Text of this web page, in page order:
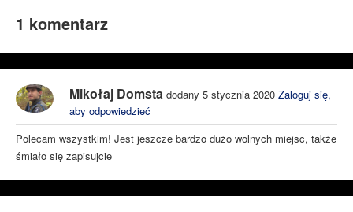
1 komentarz
Mikołaj Domsta dodany 5 stycznia 2020 Zaloguj się,
aby odpowiedzieć
Polecam wszystkim! Jest jeszcze bardzo dużo wolnych miejsc, także
śmiało się zapisujcie